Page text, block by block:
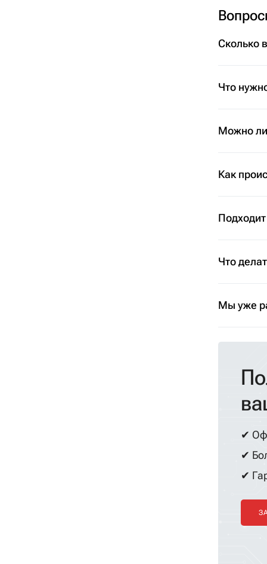
Сколько
Что
Можно ли
Как
Что
Мы уже
✔
✔
✔